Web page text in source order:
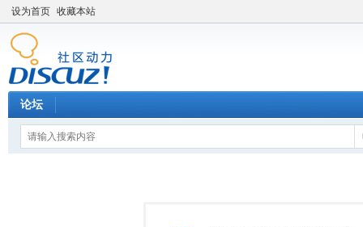
设为首页 收藏本站
论坛